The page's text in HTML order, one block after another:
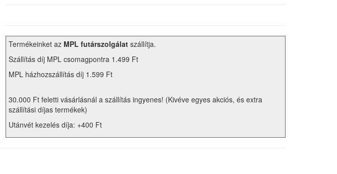
Termékeinket az MPL futárszolgálat szállítja.
Szállítás díj MPL csomagpontra 1.499 Ft
MPL házhozszállítás díj 1.599 Ft
30.000 Ft feletti vásárlásnál a szállítás ingyenes! (Kivéve egyes akciós, és extra
szállítási díjas termékek)
Utánvét kezelés díja: +400 Ft